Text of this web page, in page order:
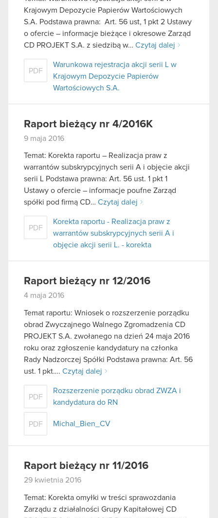
Krajowym Depozycie Papierów Wartościowych
S.A. Podstawa prawna: Art. 56 ust, 1 pkt 2 Ustawy
o ofercie – informacje bieżące i okresowe Zarząd
CD PROJEKT S.A. z siedzibą w… Czytaj dalej
PDF
Warunkowa rejestracja akcji serii L w
Krajowym Depozycie Papierów
Wartościowych S.A.
Raport bieżący nr 4/2016K
9 maja 2016
Temat: Korekta raportu – Realizacja praw z
warrantów subskrypcyjnych serii A i objęcie akcji
serii L Podstawa prawna: Art. 56 ust. 1 pkt 1
Ustawy o ofercie – informacje poufne Zarząd
spółki pod firmą CD… Czytaj dalej
PDF
Korekta raportu - Realizacja praw z
warrantów subskrypcyjnych serii A i
objęcie akcji serii L. - korekta
Raport bieżący nr 12/2016
4 maja 2016
Temat raportu: Wniosek o rozszerzenie porządku
obrad Zwyczajnego Walnego Zgromadzenia CD
PROJEKT S.A. zwołanego na dzień 24 maja 2016
roku oraz zgłoszenie kandydatury na członka
Rady Nadzorczej Spółki Podstawa prawna: Art. 56
ust. 1 pkt…. Czytaj dalej
PDF
Rozszerzenie porządku obrad ZWZA i
kandydatura do RN
PDF Michal_Bien_CV
Raport bieżący nr 11/2016
29 kwietnia 2016
Temat: Korekta omyłki w treści sprawozdania
Zarządu z działalności Grupy Kapitałowej CD